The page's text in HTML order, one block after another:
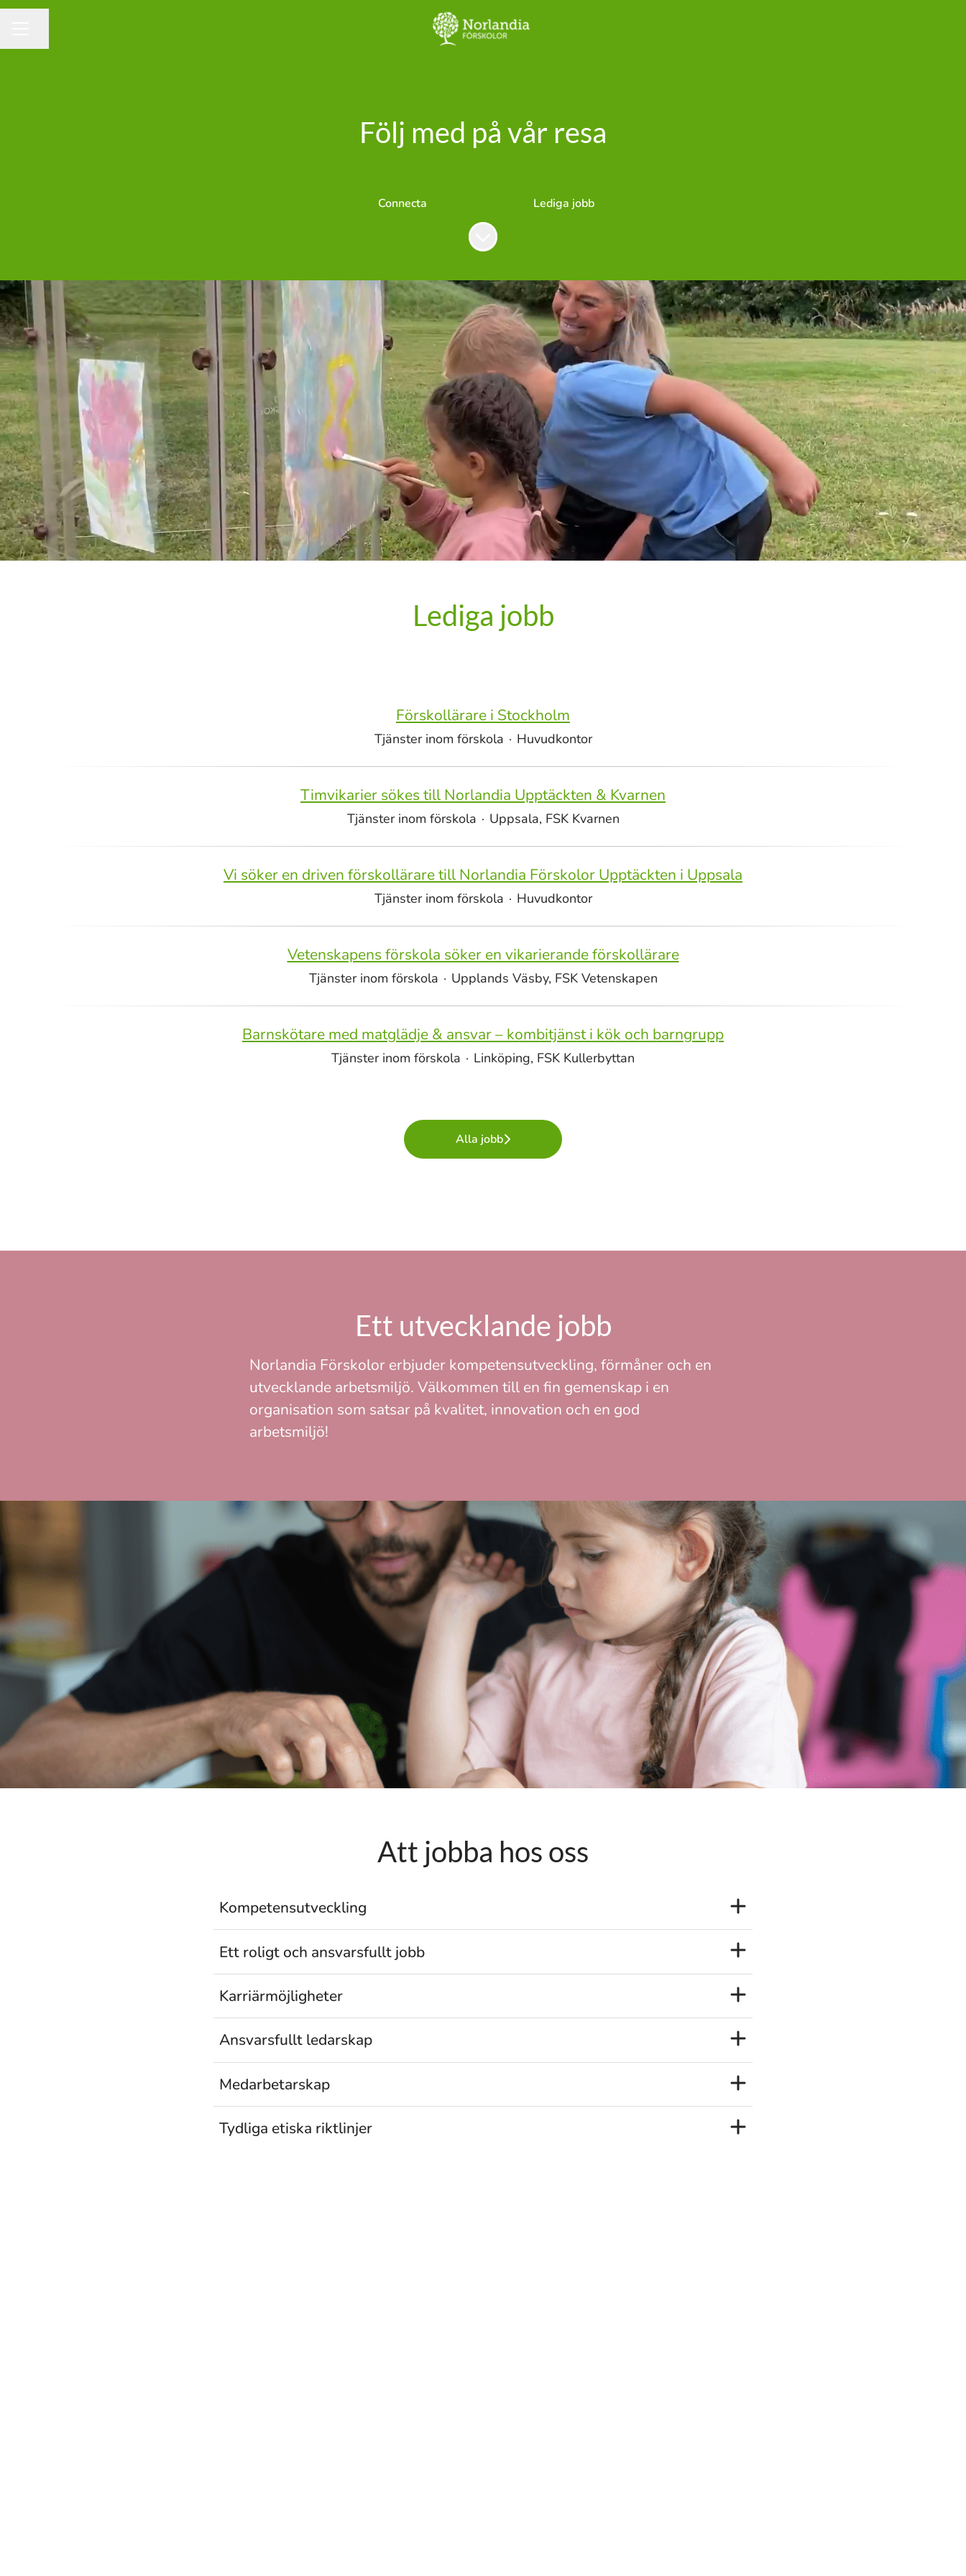
Följ med på vår resa
Connecta
Lediga jobb
Skrolla för mer innehåll
Välkommen till Norlandia Förskolor
Vill du göra skillnad i barns liv och samtidigt vistas i en utvecklande
arbetsmiljö? Då är Norlandia Förskolor företaget för dig! Vi är ett
familjeägt företag som driver cirka 100 förskolor från Dalarna i norr
till Skåne i söder. Genom våra koncept satsar vi på bra mat, hälsa och
hållbarhet där vår målsättning är att skapa nya upptäckter - varje
dag.
Lediga jobb
Förskollärare i Stockholm
Tjänster inom förskola · Huvudkontor
Timvikarier sökes till Norlandia Upptäckten & Kvarnen
Tjänster inom förskola · Uppsala, FSK Kvarnen
Vi söker en driven förskollärare till Norlandia Förskolor Upptäckten i Uppsala
Tjänster inom förskola · Huvudkontor
Vetenskapens förskola söker en vikarierande förskollärare
Tjänster inom förskola · Upplands Väsby, FSK Vetenskapen
Barnskötare med matglädje & ansvar – kombitjänst i kök och barngrupp
Tjänster inom förskola · Linköping, FSK Kullerbyttan
Alla jobb
Ett utvecklande jobb
Norlandia Förskolor erbjuder kompetensutveckling, förmåner och en
utvecklande arbetsmiljö. Välkommen till en fin gemenskap i en
organisation som satsar på kvalitet, innovation och en god
arbetsmiljö!
Att jobba hos oss
Kompetensutveckling
Ett roligt och ansvarsfullt jobb
Karriärmöjligheter
Ansvarsfullt ledarskap
Medarbetarskap
Tydliga etiska riktlinjer